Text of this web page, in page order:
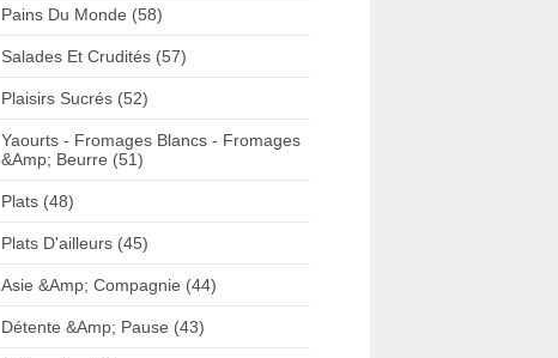
Pains Du Monde (58)
Salades Et Crudités (57)
Plaisirs Sucrés (52)
Yaourts - Fromages Blancs - Fromages
&Amp; Beurre (51)
Plats (48)
Plats D'ailleurs (45)
Asie &Amp; Compagnie (44)
Détente &Amp; Pause (43)